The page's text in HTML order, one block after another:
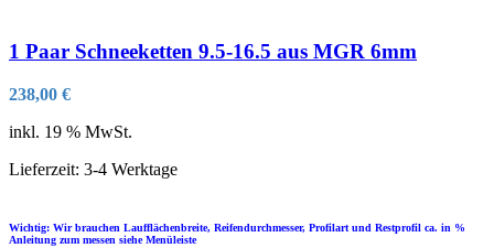
1 Paar Schneeketten 9.5-16.5 aus MGR 6mm
238,00 €
inkl. 19 % MwSt.
Lieferzeit: 3-4 Werktage
Wichtig: Wir brauchen Laufflächenbreite, Reifendurchmesser, Profilart und Restprofil ca. in %
Anleitung zum messen siehe Menüleiste